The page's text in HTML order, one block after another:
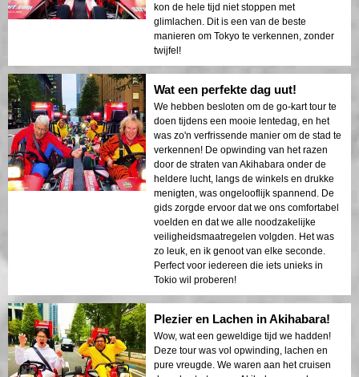
kon de hele tijd niet stoppen met
glimlachen. Dit is een van de beste
manieren om Tokyo te verkennen, zonder
twijfel!
Wat een perfekte dag uut!
We hebben besloten om de go-kart tour te
doen tijdens een mooie lentedag, en het
was zo'n verfrissende manier om de stad te
verkennen! De opwinding van het razen
door de straten van Akihabara onder de
heldere lucht, langs de winkels en drukke
menigten, was ongelooflijk spannend. De
gids zorgde ervoor dat we ons comfortabel
voelden en dat we alle noodzakelijke
veiligheidsmaatregelen volgden. Het was
zo leuk, en ik genoot van elke seconde.
Perfect voor iedereen die iets unieks in
Tokio wil proberen!
Plezier en Lachen in Akihabara!
Wow, wat een geweldige tijd we hadden!
Deze tour was vol opwinding, lachen en
pure vreugde. We waren aan het cruisen